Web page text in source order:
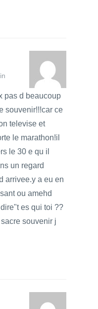
pas d beaucoup
souvenir!!!car ce
televise et
le marathon!il
le 30 e qu il
un regard
arrivee.y a eu en
ou amehd
es qui toi ??
souvenir j